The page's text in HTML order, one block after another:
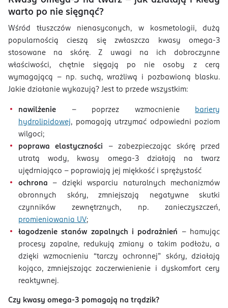
warto po nie sięgnąć?
Wśród tłuszczów nienasyconych, w kosmetologii, dużą
popularnością cieszą się zwłaszcza kwasy omega-3
stosowane na skórę. Z uwagi na ich dobroczynne
właściwości, chętnie sięgają po nie osoby z cerą
wymagającą – np. suchą, wrażliwą i pozbawioną blasku.
Jakie działanie wykazują? Jest to przede wszystkim:
nawilżenie – poprzez wzmocnienie bariery
hydrolipidowej, pomagają utrzymać odpowiedni poziom
wilgoci;
poprawa elastyczności
– zabezpieczając skórę przed
utratą wody, kwasy omega-3 działają na twarz
ujędrniająco - poprawiają jej miękkość i sprężystość
ochrona – dzięki wsparciu naturalnych mechanizmów
obronnych skóry, zmniejszają negatywne skutki
czynników zewnętrznych, np. zanieczyszczeń,
promieniowania UV;
łagodzenie stanów zapalnych i podrażnień – hamując
procesy zapalne, redukują zmiany o takim podłożu, a
dzięki wzmocnieniu “tarczy ochronnej” skóry, działają
kojąco, zmniejszając zaczerwienienie i dyskomfort cery
reaktywnej.
Czy kwasy omega-3 pomagają na trądzik?